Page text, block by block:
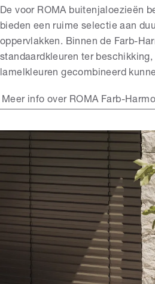
De voor ROMA buitenjaloezieën
bieden een ruime selectie aan
oppervlakken. Binnen de Farb-
standaardkleuren ter
lamelkleuren gecombineerd
Meer info over ROMA Farb-